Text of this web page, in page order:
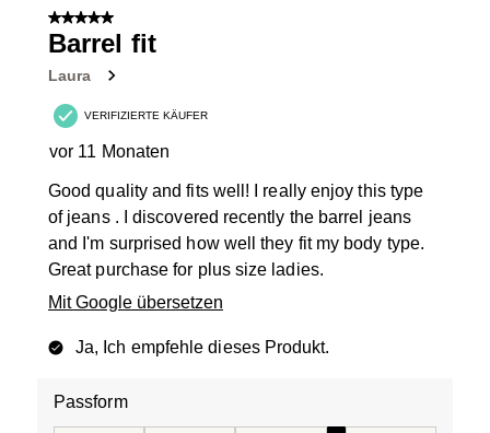
von
Bewertungen.
5 von 5 Sternen.
Barrel fit
Laura
VERIFIZIERTE KÄUFER
vor 11 Monaten
Good quality and fits well! I really enjoy this type
of jeans . I discovered recently the barrel jeans
and I'm surprised how well they fit my body type.
Great purchase for plus size ladies.
Mit Google übersetzen
Ja, Ich empfehle dieses Produkt.
Passform